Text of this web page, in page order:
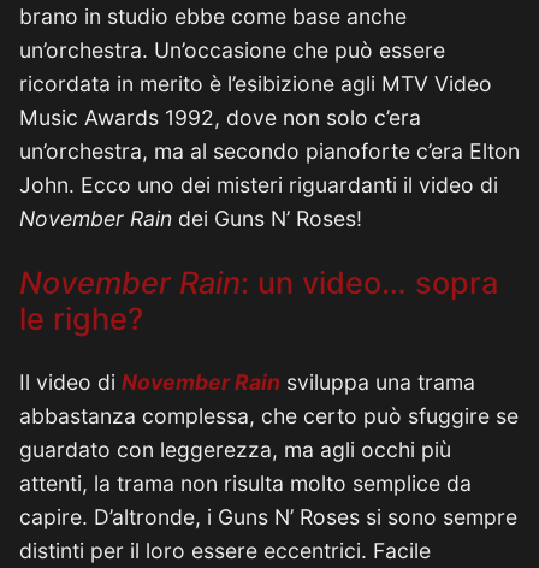
brano in studio ebbe come base anche
un’orchestra. Un’occasione che può essere
ricordata in merito è l’esibizione agli MTV Video
Music Awards 1992, dove non solo c’era
un’orchestra, ma al secondo pianoforte c’era Elton
John. Ecco uno dei misteri riguardanti il video di
November Rain dei Guns N’ Roses!
November Rain: un video… sopra
le righe?
Il video di November Rain sviluppa una trama
abbastanza complessa, che certo può sfuggire se
guardato con leggerezza, ma agli occhi più
attenti, la trama non risulta molto semplice da
capire. D’altronde, i Guns N’ Roses si sono sempre
distinti per il loro essere eccentrici. Facile